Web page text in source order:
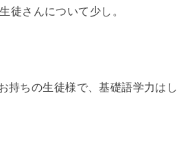
徒さんについて少し。
持ちの生徒様で、基礎語学力は